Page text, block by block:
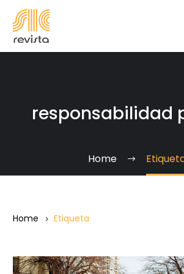
responsabilidad
Home
Home Etiqueta
Elegir